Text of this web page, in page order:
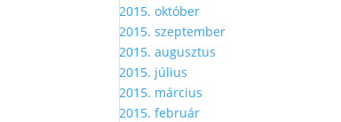
2015. október
2015. szeptember
2015. augusztus
2015. július
2015. március
2015. február